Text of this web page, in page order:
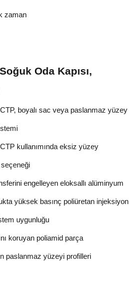
zaman
Oda Kapısı,
boyalı sac veya paslanmaz yüzey
kullanımında eksiz yüzey
seçeneği
engelleyen eloksallı alüminyum
yüksek basınç poliüretan injeksiyon
uygunluğu
koruyan poliamid parça
paslanmaz yüzeyi profilleri